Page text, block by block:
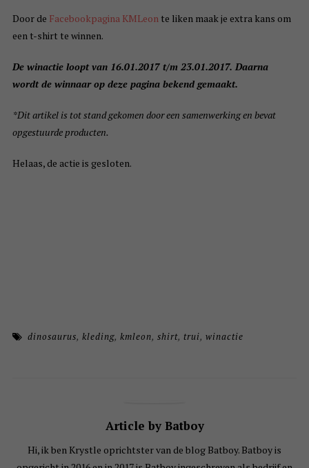
Door de Facebookpagina KMLeonte liken maak je extra kans om
een t-shirt te winnen.
De winactie loopt van 16.01.2017 t/m 23.01.2017. Daarna
wordt de winnaar op deze pagina bekend gemaakt.
*Dit artikel is tot stand gekomen door een samenwerking en bevat
opgestuurde producten.
Helaas, de actie is gesloten.
dinosaurus,kleding,kmleon,shirt,trui,winactie
Article by Batboy
Hi, ik ben Krystle oprichtster van de blog Batboy. Batboy is